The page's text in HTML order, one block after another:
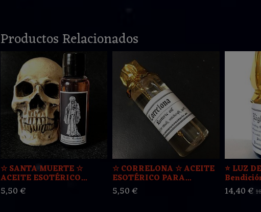
Productos Relacionados
☆ SANTA MUERTE ☆
ACEITE ESOTÉRICO...
5,50 €
☆ CORRELONA ☆ ACEITE
ESOTÉRICO PARA...
5,50 €
⭐️ LUZ
14,40 €